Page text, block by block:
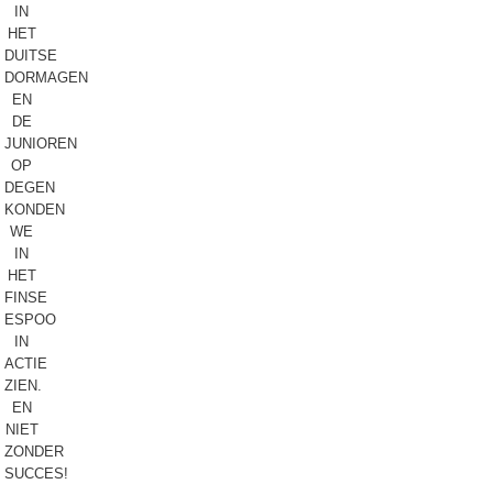
IN
HET
DUITSE
DORMAGEN
EN
DE
JUNIOREN
OP
DEGEN
KONDEN
WE
IN
HET
FINSE
ESPOO
IN
ACTIE
ZIEN.
EN
NIET
ZONDER
SUCCES!